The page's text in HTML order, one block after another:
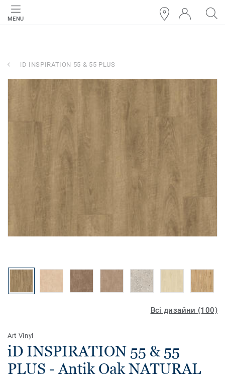
MENU
iD INSPIRATION 55 & 55 PLUS
Всі дизайни (100)
Art Vinyl
iD INSPIRATION 55 & 55
PLUS - Antik Oak NATURAL